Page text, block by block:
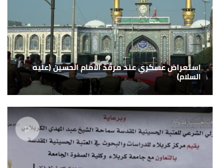
استعراض عسكري عند مرقد الامام الحسين (عليه
السلام)